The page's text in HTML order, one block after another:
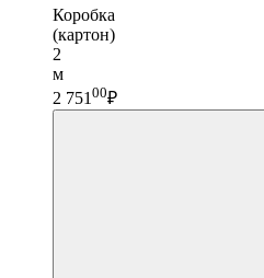
Коробка
(картон)
2
м
2 751 00₽